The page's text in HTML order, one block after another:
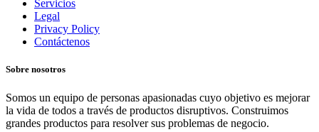
Servicios
Legal
Privacy Policy
Contáctenos
Sobre nosotros
Somos un equipo de personas apasionadas cuyo objetivo es mejorar
la vida de todos a través de productos disruptivos. Construimos
grandes productos para resolver sus problemas de negocio.